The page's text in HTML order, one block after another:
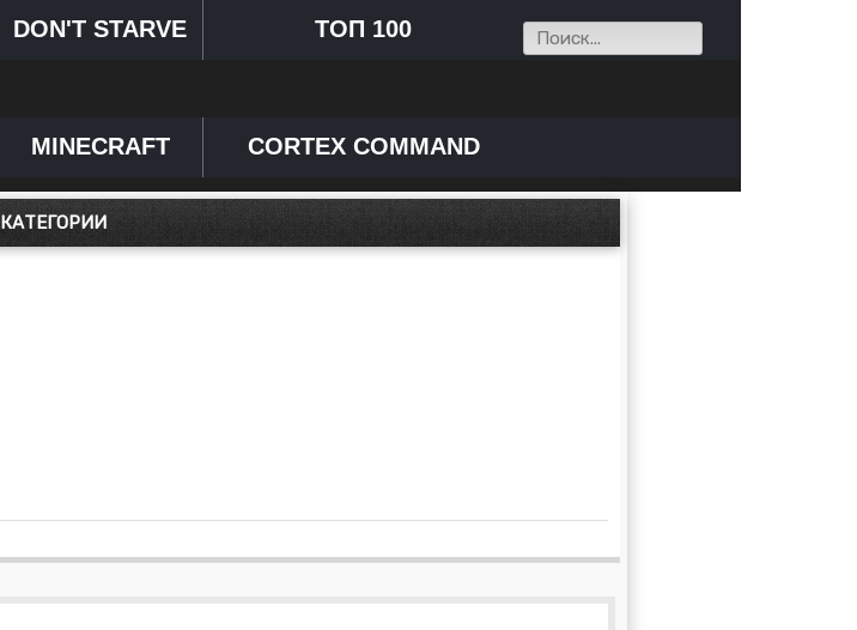
DON'T STARVE ТОП 100
MINECRAFT CORTEX COMMAND
КАТЕГОРИИ